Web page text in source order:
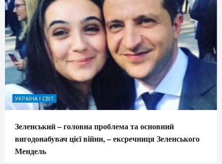
УКРАЇНА І СВІТ
Зеленський – головна проблема та основний
вигодонабувач цієї війни, – ексречниця Зеленського
Мендель